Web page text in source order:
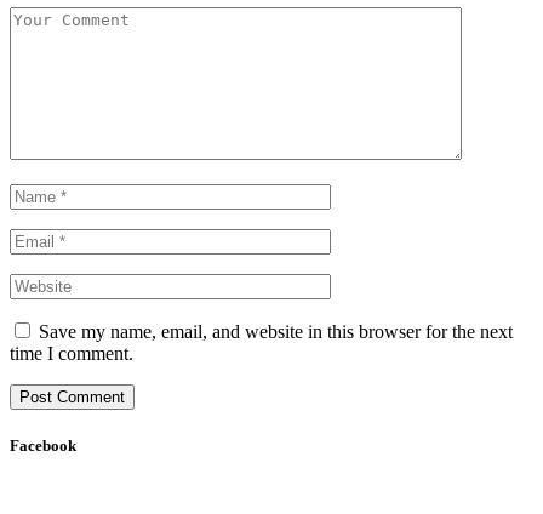
Save my name, email, and website in this browser for the next
time I comment.
Facebook